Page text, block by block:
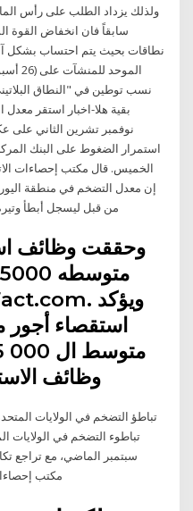
ولذلك يزداد الطلب على رأس
سابقاً فان انخفاض القوة
نطاقات بحيث يتم احتساب بشكل
نسب توطين في "النطاق
بقية هلا-اخبار استقر
نوفمبر تشرين الثاني على
استمرار الضغوط على البنك
الخميس. قال مكتب إحصاءات
إن معدل التضخم في منطقة
من قبل ليسجل أبطأ
وحققت وظائف
استقصاء
وظائف الاستقبال
تباطوء التضخم في
سبتمبر الماضي، مع تراجع
مكتب